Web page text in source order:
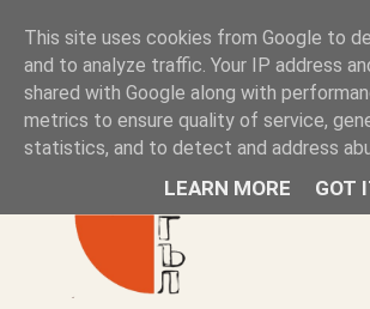
Книжен ъгъл
Блог на книжарницата — класации,
ул. „Оборище" 117, София· пон–пет
This site uses cookies from Google to
and to analyze traffic. Your IP address
shared with Google along with
metrics to ensure quality of service,
statistics, and to detect and address
LEARN MORE GOT